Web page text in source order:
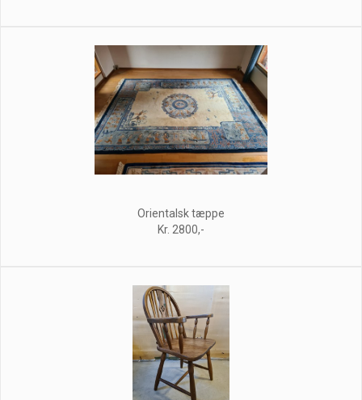
Orientalsk tæppe
Kr. 2800,-